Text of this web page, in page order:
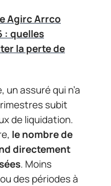
Agirc Arrco
: quelles
la perte de
assuré qui n’a
subit
de liquidation.
le nombre de
directement
. Moins
des périodes à